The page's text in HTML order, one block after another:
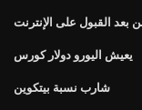
بعد القبول على الإنترنت
يعيش اليورو دولار كورس
شارب نسبة بيتكوين